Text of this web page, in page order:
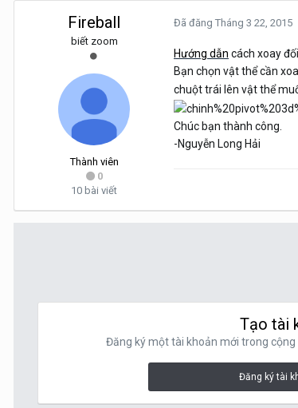
Fireball
biết zoom
Thành viên
0
10 bài viết
Đã đăng Tháng 3 22, 2015
Hướng dẫn cách xoay
Bạn chọn vật thể cần
chuột trái lên vật thể
Chúc bạn thành công.
-Nguyễn Long Hải
Tạo tài
Đăng ký một tài khoản mới trong cộng
Đăng ký tài